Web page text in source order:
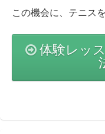
この機会に、テニス
体験レッ